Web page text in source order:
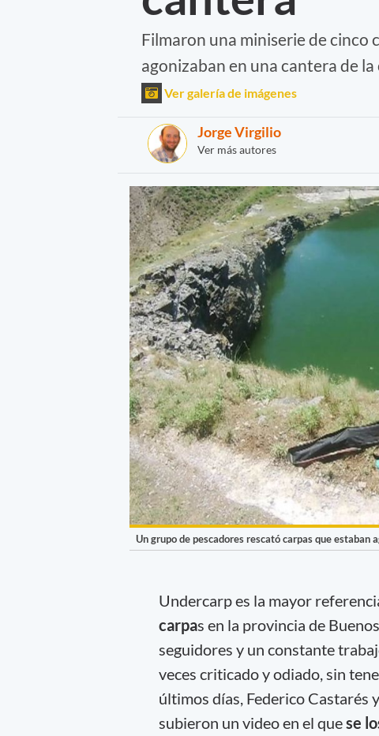
Filmaron una miniserie de cinco
agonizaban en una cantera de
Ver galería de imágenes
Jorge Virgilio
Ver más autores
Un grupo de pescadores rescató carpas que estaban
Undercarp es la mayor
carpas en la provincia de
seguidores y un constante
veces criticado y odiado, sin
últimos días, Federico Castarés
subieron un video en el quese